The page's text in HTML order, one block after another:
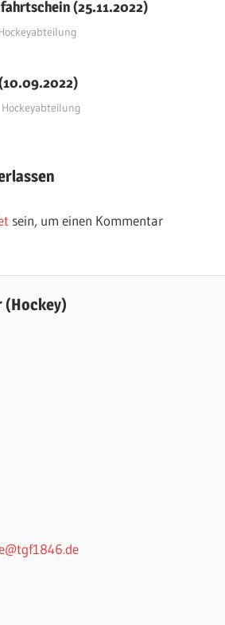
(25.11.2022)
Hockeyabteilung
sein, um einen Kommentar